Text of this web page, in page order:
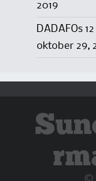
2019
DADAFOs
oktober 29,
©